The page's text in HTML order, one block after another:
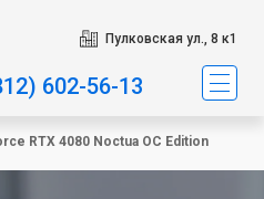
Пулковская ул., 8 к1
602-56-13
RTX 4080 Noctua OC Edition